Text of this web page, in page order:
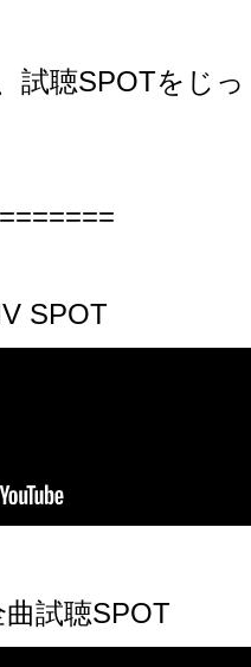
試聴SPOTをじ
SPOT
試聴SPOT